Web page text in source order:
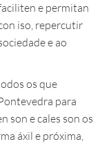
e permitan
iso, repercutir
e ao
os que
para
son e cales son os
áxil e próxima,